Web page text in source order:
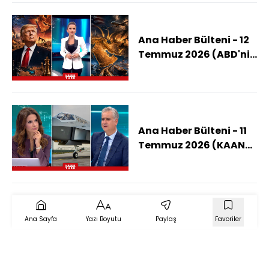
Düştü?)
Ana Haber Bülteni - 12
Temmuz 2026 (ABD'nin
Ana Haber Bülteni - 11
Temmuz 2026 (KAAN
Ana Sayfa Yazı Boyutu Paylaş Favoriler